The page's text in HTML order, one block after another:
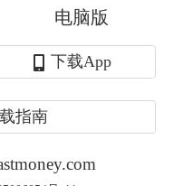
股工具限时体
电脑版
下载App
指南